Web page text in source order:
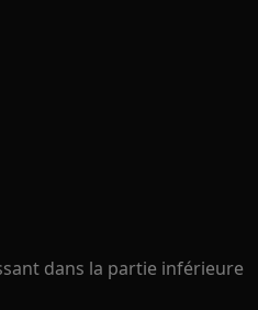
dans la partie inférieure